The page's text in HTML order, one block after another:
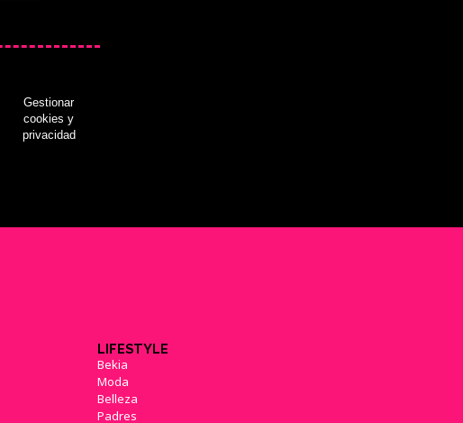
Gestionar
cookies y
privacidad
LIFESTYLE
Bekia
Moda
Belleza
Padres